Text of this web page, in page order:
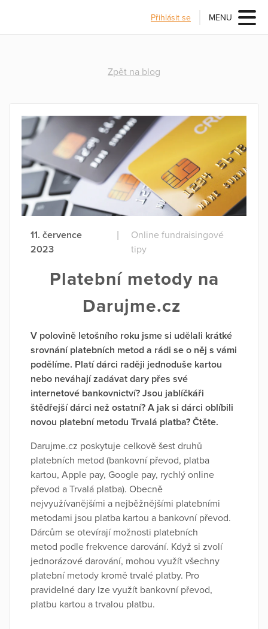
Přihlásit se MENU
Zpět na blog
11. července
2023
Online fundraisingové
tipy
Platební metody na
Darujme.cz
V polovině letošního roku jsme si udělali krátké
srovnání platebních metod a rádi se o něj s vámi
podělíme. Platí dárci raději jednoduše kartou
nebo neváhají zadávat dary přes své
internetové bankovnictví? Jsou jablíčkáři
štědřejší dárci než ostatní? A jak si dárci oblíbili
novou platební metodu Trvalá platba? Čtěte.
Darujme.cz poskytuje celkově šest druhů
platebních metod (bankovní převod, platba
kartou, Apple pay, Google pay, rychlý online
převod a Trvalá platba). Obecně
nejvyužívanějšími a nejběžnějšími platebními
metodami jsou platba kartou a bankovní převod.
Dárcům se otevírají možnosti platebních
metod podle frekvence darování. Když si zvolí
jednorázové darování, mohou využít všechny
platební metody kromě trvalé platby. Pro
pravidelné dary lze využít bankovní převod,
platbu kartou a trvalou platbu.